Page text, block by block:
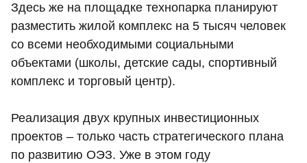
Здесь же на площадке технопарка планируют
разместить жилой комплекс на 5 тысяч человек
со всеми необходимыми социальными
объектами (школы, детские сады, спортивный
комплекс и торговый центр).
Реализация двух крупных инвестиционных
проектов – только часть стратегического плана
по развитию ОЭЗ. Уже в этом году